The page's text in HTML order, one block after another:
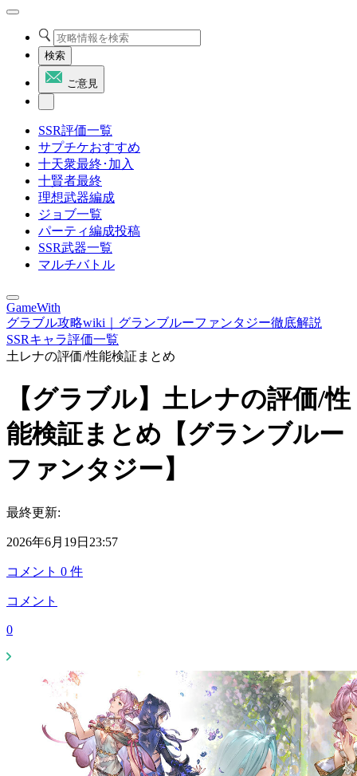
検索
ご意見
SSR評価一覧
サプチケおすすめ
十天衆最終･加入
十賢者最終
理想武器編成
ジョブ一覧
パーティ編成投稿
SSR武器一覧
マルチバトル
GameWith
グラブル攻略wiki｜グランブルーファンタジー徹底解説
SSRキャラ評価一覧
土レナの評価/性能検証まとめ
【グラブル】土レナの評価/性
能検証まとめ【グランブルー
ファンタジー】
最終更新:
2026年6月19日23:57
コメント 0 件
コメント
0